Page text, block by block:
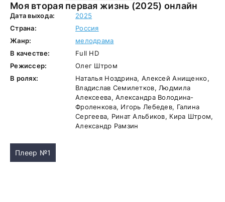
Моя вторая первая жизнь (2025) онлайн
Дата выхода:
2025
Страна:
Россия
Жанр:
мелодрама
В качестве:
Full HD
Режиссер:
Олег Штром
В ролях:
Наталья Ноздрина, Алексей Анищенко,
Владислав Семилетков, Людмила
Алексеева, Александра Володина-
Фроленкова, Игорь Лебедев, Галина
Сергеева, Ринат Альбиков, Кира Штром,
Александр Рамзин
Плеер №1